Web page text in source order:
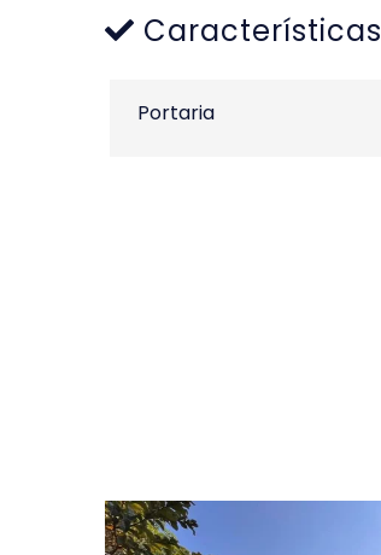
Portaria